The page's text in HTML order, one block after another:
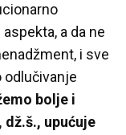
a da ne
i sve
odlučivanje
bolje i
upućuje